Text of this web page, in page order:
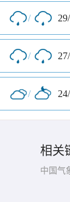
/
/
/
相关
中国气